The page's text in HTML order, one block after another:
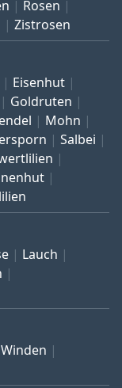
Rosen
Zistrosen
Eisenhut
Goldruten
Mohn
Salbei
Lauch
Winden